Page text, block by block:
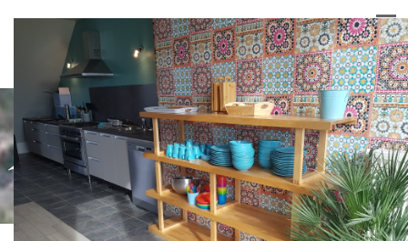
20180415_173235